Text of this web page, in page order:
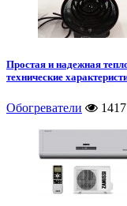
Простая и надежная
технические
Обогреватели